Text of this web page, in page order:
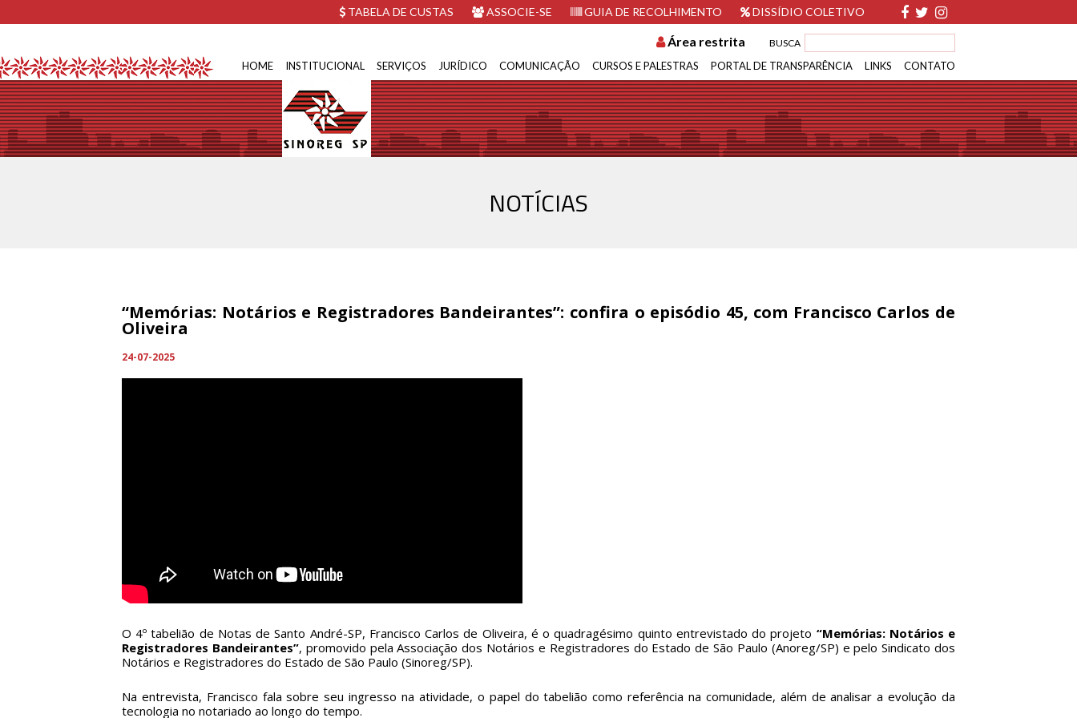
TABELA DE CUSTAS ASSOCIE-SE GUIA DE RECOLHIMENTO DISSÍDIO COLETIVO
BUSCA
Área restrita
HOME INSTITUCIONAL SERVIÇOS JURÍDICO COMUNICAÇÃO CURSOS E PALESTRAS PORTAL DE TRANSPARÊNCIA LINKS CONTATO
NOTÍCIAS
“Memórias: Notários e Registradores Bandeirantes”: confira o episódio 45, com Francisco Carlos de
Oliveira
24-07-2025
O 4º tabelião de Notas de Santo André-SP, Francisco Carlos de Oliveira, é o quadragésimo quinto entrevistado do projeto “Memórias: Notários e
Registradores Bandeirantes”, promovido pela Associação dos Notários e Registradores do Estado de São Paulo (Anoreg/SP) e pelo Sindicato dos
Notários e Registradores do Estado de São Paulo (Sinoreg/SP).
Na entrevista, Francisco fala sobre seu ingresso na atividade, o papel do tabelião como referência na comunidade, além de analisar a evolução da
tecnologia no notariado ao longo do tempo.